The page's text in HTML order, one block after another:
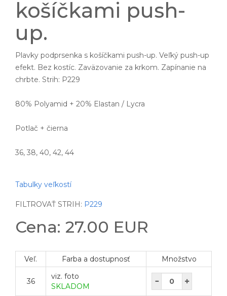
košíčkami push-
up.
Plavky podprsenka s košíčkami push-up. Veľký push-up
efekt. Bez kostíc. Zaväzovanie za krkom. Zapínanie na
chrbte. Strih: P229
80% Polyamid + 20% Elastan / Lycra
Potlač + čierna
36, 38, 40, 42, 44
Tabulky veľkostí
FILTROVAŤ STRIH: P229
Cena: 27.00 EUR
Veľ. Farba a dostupnosť Množstvo
36
viz. foto
SKLADOM